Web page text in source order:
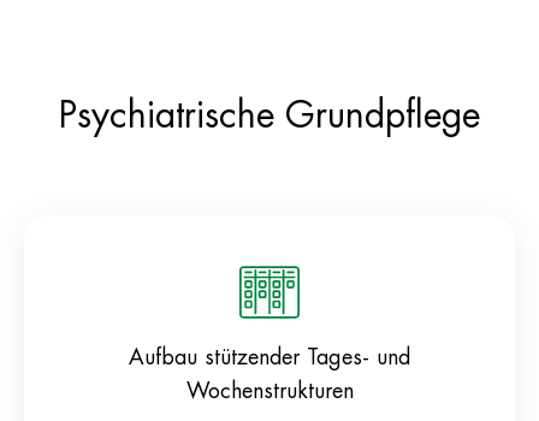
Psychiatrische Grundpflege
Aufbau stützender Tages- und
Wochenstrukturen